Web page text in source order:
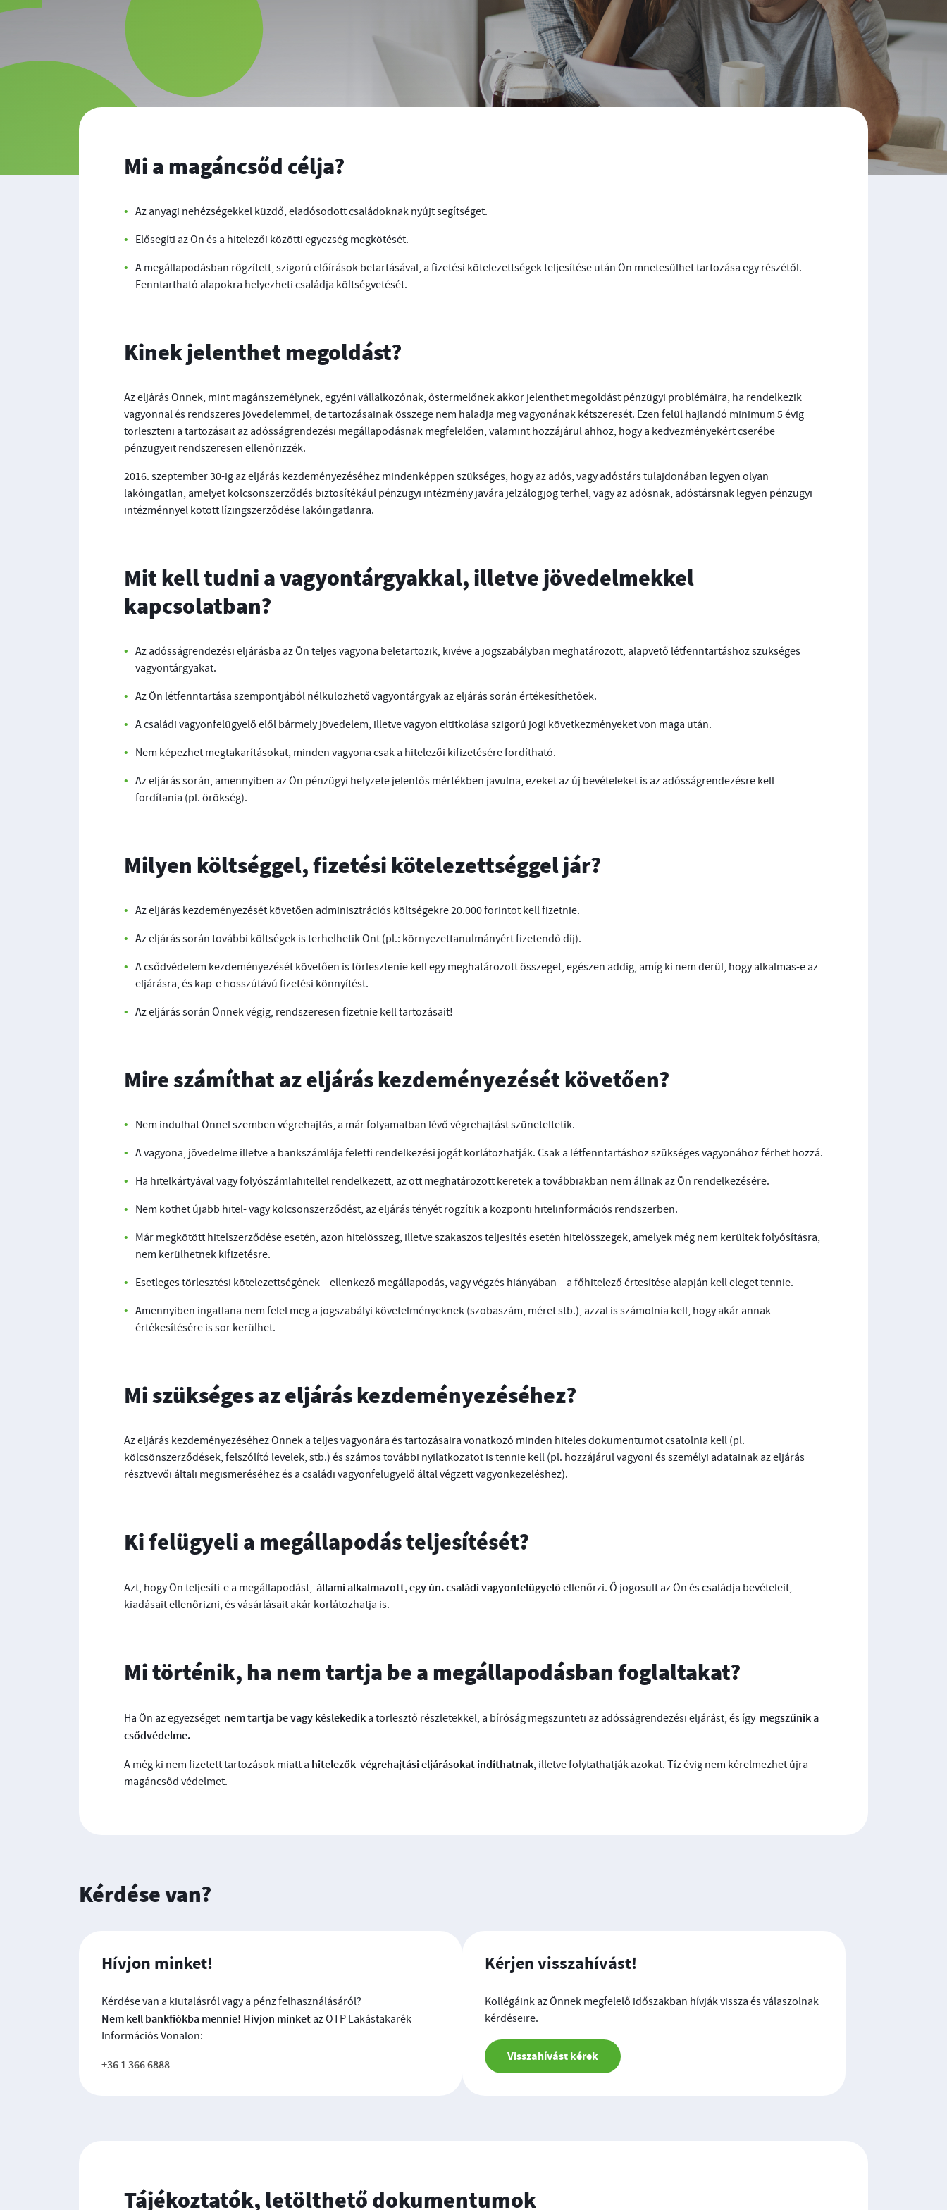
Mi a magáncsőd célja?
Az anyagi nehézségekkel küzdő, eladósodott családoknak nyújt segítséget.
Elősegíti az Ön és a hitelezői közötti egyezség megkötését.
A megállapodásban rögzített, szigorú előírások betartásával, a fizetési kötelezettségek teljesítése után Ön mnetesülhet tartozása egy részétől.
Fenntartható alapokra helyezheti családja költségvetését.
Kinek jelenthet megoldást?
Az eljárás Önnek, mint magánszemélynek, egyéni vállalkozónak, őstermelőnek akkor jelenthet megoldást pénzügyi problémáira, ha rendelkezik
vagyonnal és rendszeres jövedelemmel, de tartozásainak összege nem haladja meg vagyonának kétszeresét. Ezen felül hajlandó minimum 5 évig
törleszteni a tartozásait az adósságrendezési megállapodásnak megfelelően, valamint hozzájárul ahhoz, hogy a kedvezményekért cserébe
pénzügyeit rendszeresen ellenőrizzék.
2016. szeptember 30-ig az eljárás kezdeményezéséhez mindenképpen szükséges, hogy az adós, vagy adóstárs tulajdonában legyen olyan
lakóingatlan, amelyet kölcsönszerződés biztosítékául pénzügyi intézmény javára jelzálogjog terhel, vagy az adósnak, adóstársnak legyen pénzügyi
intézménnyel kötött lízingszerződése lakóingatlanra.
Mit kell tudni a vagyontárgyakkal, illetve jövedelmekkel
kapcsolatban?
Az adósságrendezési eljárásba az Ön teljes vagyona beletartozik, kivéve a jogszabályban meghatározott, alapvető létfenntartáshoz szükséges
vagyontárgyakat.
Az Ön létfenntartása szempontjából nélkülözhető vagyontárgyak az eljárás során értékesíthetőek.
A családi vagyonfelügyelő elől bármely jövedelem, illetve vagyon eltitkolása szigorú jogi következményeket von maga után.
Nem képezhet megtakarításokat, minden vagyona csak a hitelezői kifizetésére fordítható.
Az eljárás során, amennyiben az Ön pénzügyi helyzete jelentős mértékben javulna, ezeket az új bevételeket is az adósságrendezésre kell
fordítania (pl. örökség).
Milyen költséggel, fizetési kötelezettséggel jár?
Az eljárás kezdeményezését követően adminisztrációs költségekre 20.000 forintot kell fizetnie.
Az eljárás során további költségek is terhelhetik Önt (pl.: környezettanulmányért fizetendő díj).
A csődvédelem kezdeményezését követően is törlesztenie kell egy meghatározott összeget, egészen addig, amíg ki nem derül, hogy alkalmas-e az
eljárásra, és kap-e hosszútávú fizetési könnyítést.
Az eljárás során Önnek végig, rendszeresen fizetnie kell tartozásait!
Mire számíthat az eljárás kezdeményezését követően?
Nem indulhat Önnel szemben végrehajtás, a már folyamatban lévő végrehajtást szüneteltetik.
A vagyona, jövedelme illetve a bankszámlája feletti rendelkezési jogát korlátozhatják. Csak a létfenntartáshoz szükséges vagyonához férhet hozzá.
Ha hitelkártyával vagy folyószámlahitellel rendelkezett, az ott meghatározott keretek a továbbiakban nem állnak az Ön rendelkezésére.
Nem köthet újabb hitel- vagy kölcsönszerződést, az eljárás tényét rögzítik a központi hitelinformációs rendszerben.
Már megkötött hitelszerződése esetén, azon hitelösszeg, illetve szakaszos teljesítés esetén hitelösszegek, amelyek még nem kerültek folyósításra,
nem kerülhetnek kifizetésre.
Esetleges törlesztési kötelezettségének – ellenkező megállapodás, vagy végzés hiányában – a főhitelező értesítése alapján kell eleget tennie.
Amennyiben ingatlana nem felel meg a jogszabályi követelményeknek (szobaszám, méret stb.), azzal is számolnia kell, hogy akár annak
értékesítésére is sor kerülhet.
Mi szükséges az eljárás kezdeményezéséhez?
Az eljárás kezdeményezéséhez Önnek a teljes vagyonára és tartozásaira vonatkozó minden hiteles dokumentumot csatolnia kell (pl.
kölcsönszerződések, felszólító levelek, stb.) és számos további nyilatkozatot is tennie kell (pl. hozzájárul vagyoni és személyi adatainak az eljárás
résztvevői általi megismeréséhez és a családi vagyonfelügyelő által végzett vagyonkezeléshez).
Ki felügyeli a megállapodás teljesítését?
Azt, hogy Ön teljesíti-e a megállapodást, állami alkalmazott, egy ún. családi vagyonfelügyelő ellenőrzi. Ő jogosult az Ön és családja bevételeit,
kiadásait ellenőrizni, és vásárlásait akár korlátozhatja is.
Mi történik, ha nem tartja be a megállapodásban foglaltakat?
Ha Ön az egyezséget nem tartja be vagy késlekedik a törlesztő részletekkel, a bíróság megszünteti az adósságrendezési eljárást, és így megszűnik a
csődvédelme.
A még ki nem fizetett tartozások miatt a hitelezők végrehajtási eljárásokat indíthatnak, illetve folytathatják azokat. Tíz évig nem kérelmezhet újra
magáncsőd védelmet.
Kérdése van?
Hívjon minket!
Kérdése van a kiutalásról vagy a pénz felhasználásáról?
Nem kell bankfiókba mennie! Hívjon minket az OTP Lakástakarék
Információs Vonalon:
+36 1 366 6888
Kérjen visszahívást!
Kollégáink az Önnek megfelelő időszakban hívják vissza és válaszolnak
kérdéseire.
Visszahívást kérek
Tájékoztatók, letölthető dokumentumok